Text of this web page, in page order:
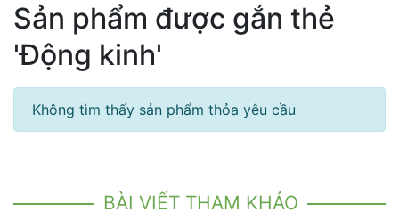
Sản phẩm được gắn thẻ
'Động kinh'
Không tìm thấy sản phẩm thỏa yêu cầu
BÀI VIẾT THAM KHẢO